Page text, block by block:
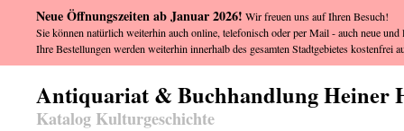
Antiquariat & Buchhandlung Heiner
Katalog Kulturgeschichte
Neue Öffnungszeiten ab Januar 2026! Wir freuen uns auf Ihren Besuch!
Sie können natürlich weiterhin auch online, telefonisch oder per Mail - auch neue
Ihre Bestellungen werden weiterhin innerhalb des gesamten Stadtgebietes kostenfrei